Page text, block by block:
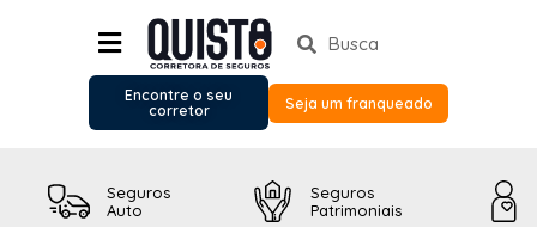
Encontre o seu
corretor
Seja um franqueado
Seguros
Auto
Seguros
Patrimoniais